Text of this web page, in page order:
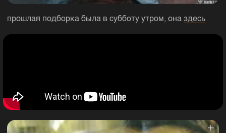
прошлая подборка была в субботу утром, она здесь